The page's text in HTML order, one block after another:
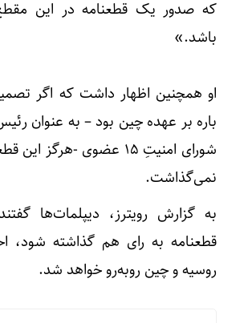
که صدور یک قطعنامه در این
باشد.»
او همچنین اظهار داشت که اگر
باره بر عهده چین بود – به عنوان
شورای امنیتِ 15 عضوی -هرگز
نمی‌گذاشت.
به گزارش رویترز، دیپلمات‌ها
قطعنامه به رای هم گذاشته شود،
روسیه و چین روبه‌رو خواهد شد.